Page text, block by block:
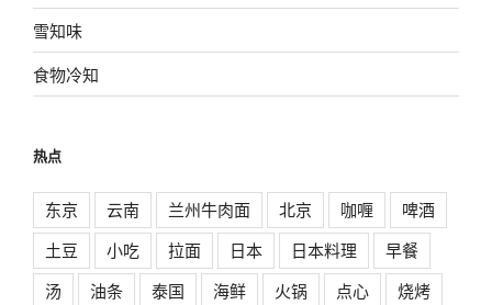
雪知味
食物冷知
热点
东京 云南 兰州牛肉面 北京 咖喱
啤酒
土豆
小吃 拉面 日本 日本料理
早餐
汤
油条 泰国 海鲜 火锅 点心
烧烤